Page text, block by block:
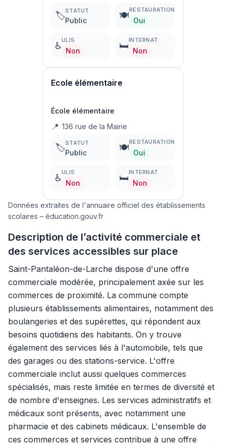
🏷️STATUT
Public 🍽️
RESTAURATION
Oui
♿
ULIS
Non 🛏️
INTERNAT
Non
Ecole élémentaire
École élémentaire
📍 136 rue de la Mairie
🏷️STATUT
Public 🍽️
RESTAURATION
Oui
♿
ULIS
Non 🛏️
INTERNAT
Non
Données extraites de l'annuaire officiel des établissements
scolaires – éducation.gouv.fr
Description de l’activité commerciale et
des services accessibles sur place
Saint-Pantaléon-de-Larche dispose d'une offre
commerciale modérée, principalement axée sur les
commerces de proximité. La commune compte
plusieurs établissements alimentaires, notamment des
boulangeries et des supérettes, qui répondent aux
besoins quotidiens des habitants. On y trouve
également des services liés à l'automobile, tels que
des garages ou des stations-service. L'offre
commerciale inclut aussi quelques commerces
spécialisés, mais reste limitée en termes de diversité et
de nombre d'enseignes. Les services administratifs et
médicaux sont présents, avec notamment une
pharmacie et des cabinets médicaux. L'ensemble de
ces commerces et services contribue à une offre